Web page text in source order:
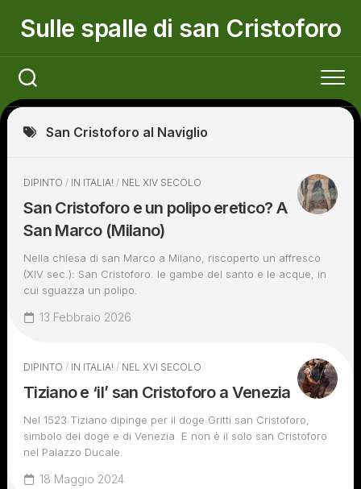
Sulle spalle di san Cristoforo
San Cristoforo al Naviglio
DIPINTO / IN ITALIA! / NEL XIV SECOLO
San Cristoforo e un polipo eretico? A
San Marco (Milano)
Nella chiesa di san Marco a Milano, riscoperto un affresco
(XIV sec.): San Cristoforo. le gambe del santo e le acque, in
cui sguazza un polipo.
13 Febbraio 2026
DIPINTO / IN ITALIA! / NEL XVI SECOLO
Tiziano e ‘il’ san Cristoforo a Venezia
Nel 1523 Tiziano dipinge per il doge Gritti san Cristoforo,
simbolo del doge e di Venezia. E non è il solo san Cristoforo
nel Palazzo Ducale.
18 Maggio 2024